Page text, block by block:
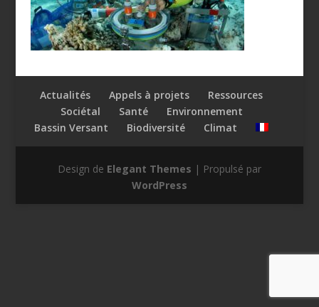
Actualités Appels à projets
Ressources
Sociétal
Santé
Environnement
Bassin Versant
Biodiversité Climat
Design de Elegant Themes | Propulsé par
WordPress